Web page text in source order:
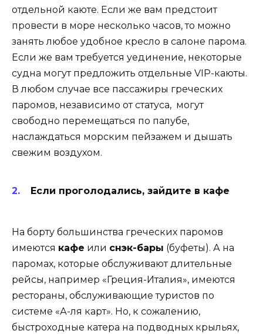
отдельной каюте. Если же вам предстоит
провести в море несколько часов, то можно
занять любое удобное кресло в салоне парома.
Если же вам требуется уединение, некоторые
судна могут предложить отдельные VIP-каюты.
В любом случае все пассажиры греческих
паромов, независимо от статуса, могут
свободно перемещаться по палубе,
наслаждаться морским пейзажем и дышать
свежим воздухом.
Если проголодались, зайдите в кафе
На борту большинства греческих паромов
имеются кафе или снэк-бары (буфеты). А на
паромах, которые обслуживают длительные
рейсы, например «Греция-Италия», имеются
рестораны, обслуживающие туристов по
системе «А-ля карт». Но, к сожалению,
быстроходные катера на подводных крыльях,